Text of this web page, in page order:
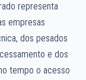
representa
empresas
dos pesados
e dos
tempo o acesso